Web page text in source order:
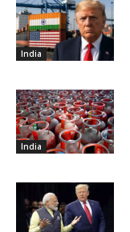
India
India